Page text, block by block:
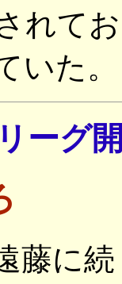
れて
いた。
ーグ
藤に続